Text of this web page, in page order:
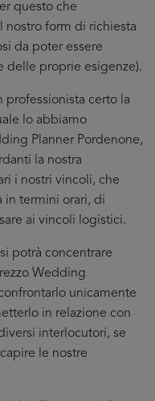
questo che
nostro form di richiesta
da poter essere
delle proprie esigenze).
professionista certo la
lo abbiamo
Planner Pordenone,
la nostra
i nostri vincoli, che
in termini orari, di
ai vincoli logistici.
potrà concentrare
Wedding
unicamente
in relazione con
interlocutori, se
le nostre